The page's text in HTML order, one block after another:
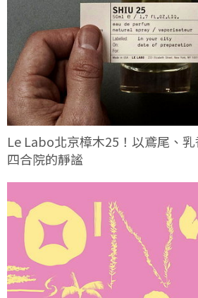
Le Labo北京樟木25！以鳶尾、
四合院的靜謐